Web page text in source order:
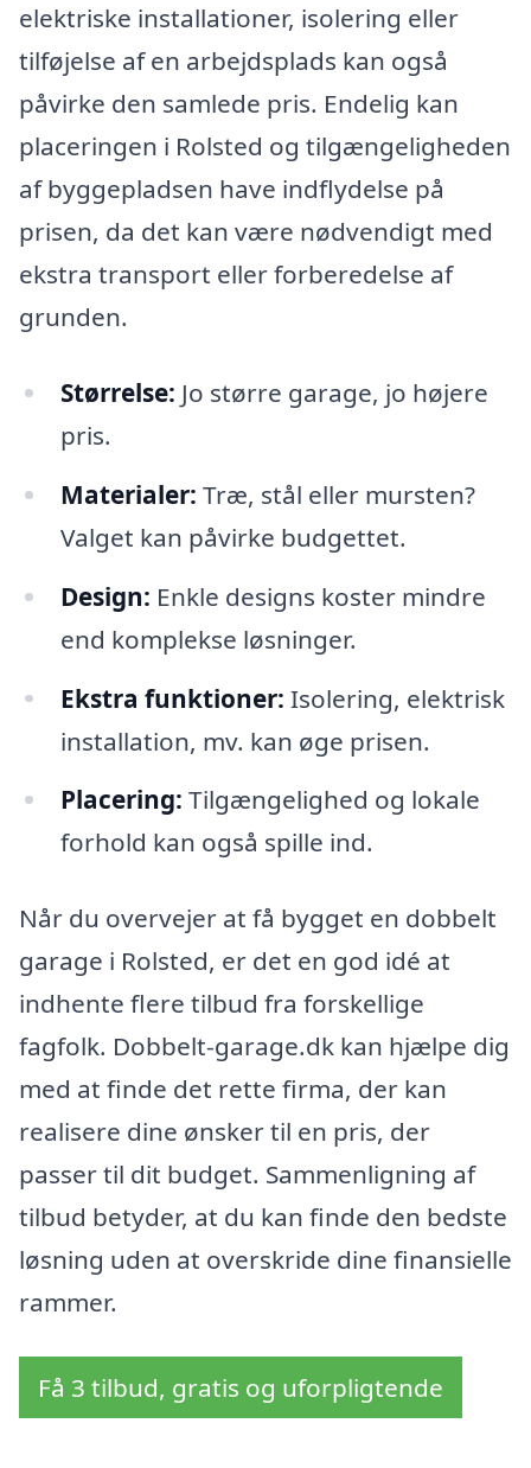
elektriske installationer, isolering eller
tilføjelse af en arbejdsplads kan også
påvirke den samlede pris. Endelig kan
placeringen i Rolsted og tilgængeligheden
af byggepladsen have indflydelse på
prisen, da det kan være nødvendigt med
ekstra transport eller forberedelse af
grunden.
Størrelse: Jo større garage, jo højere
pris.
Materialer: Træ, stål eller mursten?
Valget kan påvirke budgettet.
Design: Enkle designs koster mindre
end komplekse løsninger.
Ekstra funktioner: Isolering, elektrisk
installation, mv. kan øge prisen.
Placering: Tilgængelighed og lokale
forhold kan også spille ind.
Når du overvejer at få bygget en dobbelt
garage i Rolsted, er det en god idé at
indhente flere tilbud fra forskellige
fagfolk. Dobbelt-garage.dk kan hjælpe dig
med at finde det rette firma, der kan
realisere dine ønsker til en pris, der
passer til dit budget. Sammenligning af
tilbud betyder, at du kan finde den bedste
løsning uden at overskride dine finansielle
rammer.
Få 3 tilbud, gratis og uforpligtende